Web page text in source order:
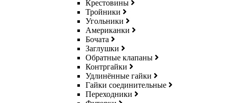
Крестовины
Тройники
Угольники
Американки
Бочата
Заглушки
Обратные клапаны
Контргайки
Удлинённые гайки
Гайки соединительные
Переходники